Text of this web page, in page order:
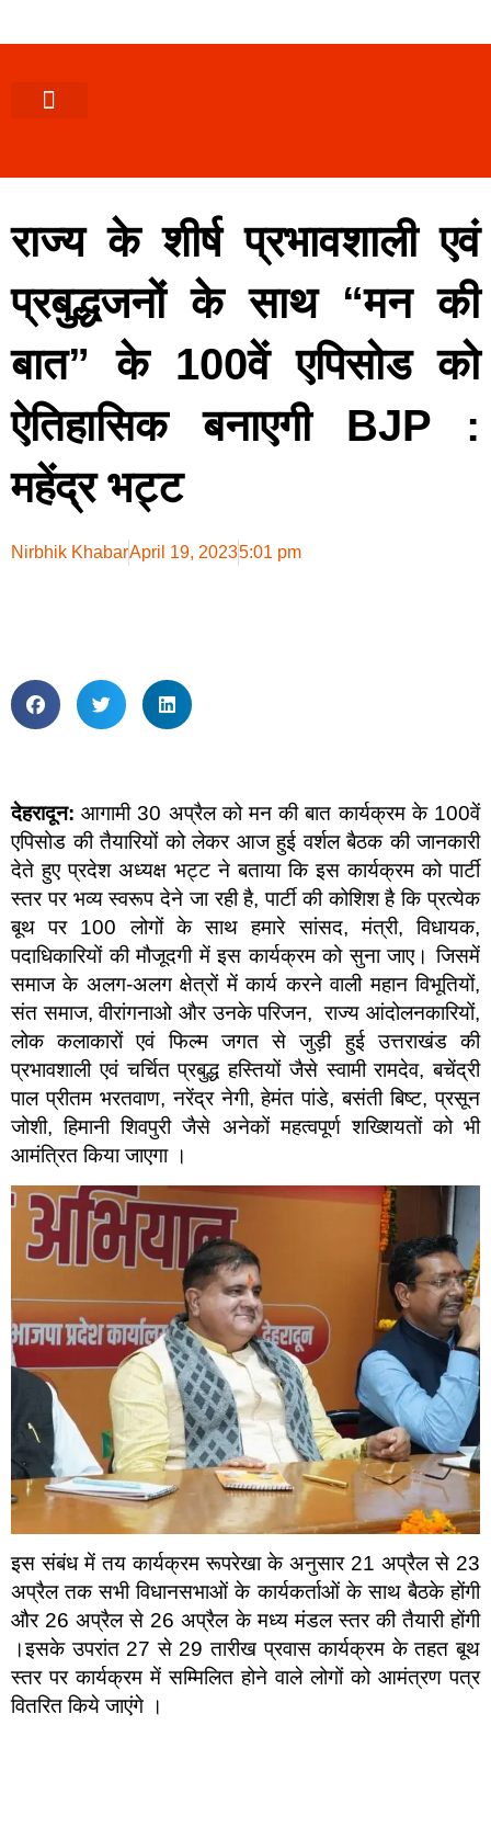
राज्य के शीर्ष प्रभावशाली एवं
प्रबुद्धजनों के साथ “मन की
बात” के 100वें एपिसोड को
ऐतिहासिक बनाएगी BJP :
महेंद्र भट्ट
Nirbhik KhabarApril 19, 20235:01 pm
देहरादून: आगामी 30 अप्रैल को मन की बात कार्यक्रम के 100वें
एपिसोड की तैयारियों को लेकर आज हुई वर्शल बैठक की जानकारी
देते हुए प्रदेश अध्यक्ष भट्ट ने बताया कि इस कार्यक्रम को पार्टी
स्तर पर भव्य स्वरूप देने जा रही है, पार्टी की कोशिश है कि प्रत्येक
बूथ पर 100 लोगों के साथ हमारे सांसद, मंत्री, विधायक,
पदाधिकारियों की मौजूदगी में इस कार्यक्रम को सुना जाए। जिसमें
समाज के अलग-अलग क्षेत्रों में कार्य करने वाली महान विभूतियों,
संत समाज, वीरांगनाओ और उनके परिजन, राज्य आंदोलनकारियों,
लोक कलाकारों एवं फिल्म जगत से जुड़ी हुई उत्तराखंड की
प्रभावशाली एवं चर्चित प्रबुद्ध हस्तियों जैसे स्वामी रामदेव, बचेंद्री
पाल प्रीतम भरतवाण, नरेंद्र नेगी, हेमंत पांडे, बसंती बिष्ट, प्रसून
जोशी, हिमानी शिवपुरी जैसे अनेकों महत्वपूर्ण शख्शियतों को भी
आमंत्रित किया जाएगा ।
इस संबंध में तय कार्यक्रम रूपरेखा के अनुसार 21 अप्रैल से 23
अप्रैल तक सभी विधानसभाओं के कार्यकर्ताओं के साथ बैठके होंगी
और 26 अप्रैल से 26 अप्रैल के मध्य मंडल स्तर की तैयारी होंगी
।इसके उपरांत 27 से 29 तारीख प्रवास कार्यक्रम के तहत बूथ
स्तर पर कार्यक्रम में सम्मिलित होने वाले लोगों को आमंत्रण पत्र
वितरित किये जाएंगे ।